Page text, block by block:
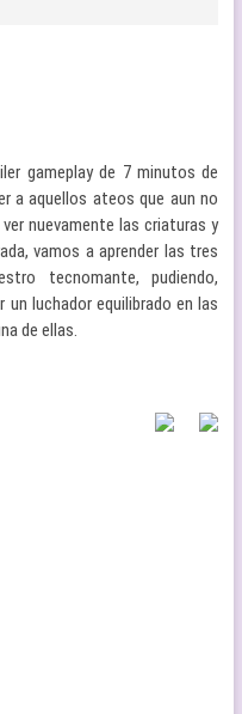
gameplay de 7 minutos de
a aquellos ateos que aun no
nuevamente las criaturas y
vamos a aprender las tres
tecnomante, pudiendo,
un luchador equilibrado en las
de ellas.